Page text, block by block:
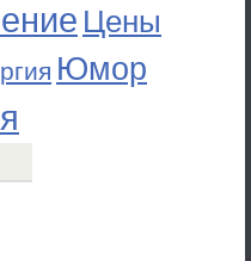
Цены
Юмор